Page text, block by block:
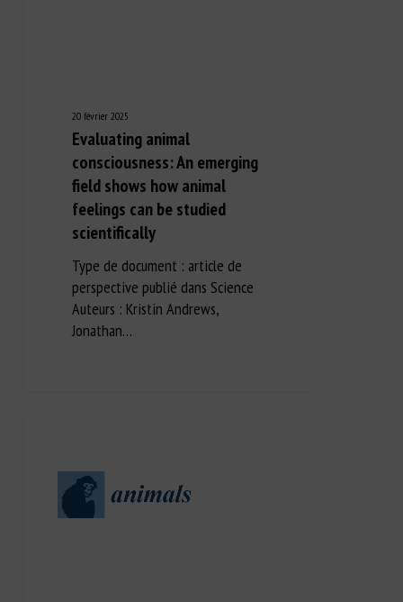
20 février 2025
Evaluating animal
consciousness: An emerging
field shows how animal
feelings can be studied
scientifically
Type de document : article de
perspective publié dans Science
Auteurs : Kristin Andrews,
Jonathan…